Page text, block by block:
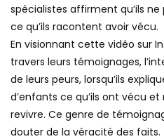
particulièrement fertile, alors
spécialistes affirment qu’ils ne
ce qu’ils racontent avoir vécu.
En visionnant cette vidéo sur
travers leurs témoignages,
de leurs peurs, lorsqu’ils
d’enfants ce qu’ils ont vécu
revivre. Ce genre de